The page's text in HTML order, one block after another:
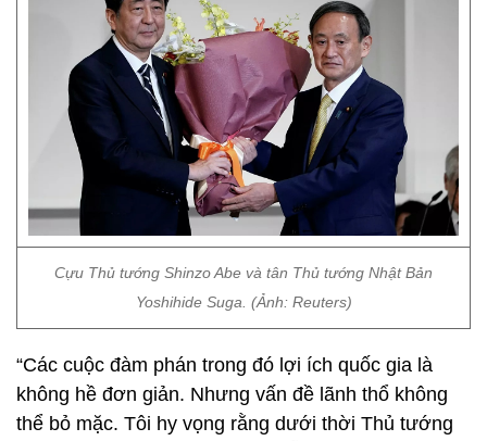
Cựu Thủ tướng Shinzo Abe và tân Thủ tướng Nhật Bản
Yoshihide Suga. (Ảnh: Reuters)
“Các cuộc đàm phán trong đó lợi ích quốc gia là
không hề đơn giản. Nhưng vấn đề lãnh thổ không
thể bỏ mặc. Tôi hy vọng rằng dưới thời Thủ tướng